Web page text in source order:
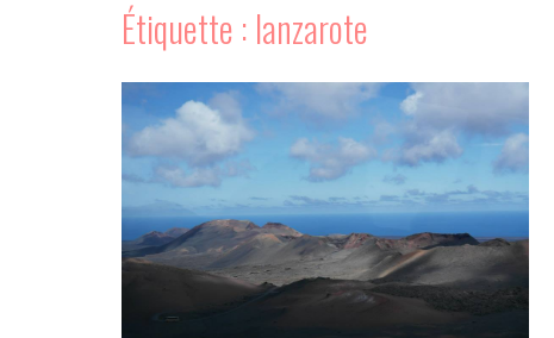
Étiquette : lanzarote